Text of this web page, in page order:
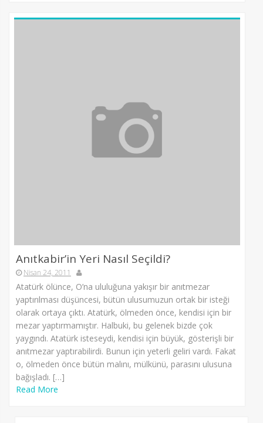
Anıtkabir’in Yeri Nasıl Seçildi?
Nisan 24, 2011
Atatürk ölünce, O’na ululuğuna yakışır bir anıtmezar
yaptırılması düşüncesi, bütün ulusumuzun ortak bir isteği
olarak ortaya çıktı. Atatürk, ölmeden önce, kendisi için bir
mezar yaptırmamıştır. Halbuki, bu gelenek bizde çok
yaygındı. Atatürk isteseydi, kendisi için büyük, gösterişli bir
anıtmezar yaptırabilirdi. Bunun için yeterli geliri vardı. Fakat
o, ölmeden önce bütün malını, mülkünü, parasını ulusuna
bağışladı. […]
Read More